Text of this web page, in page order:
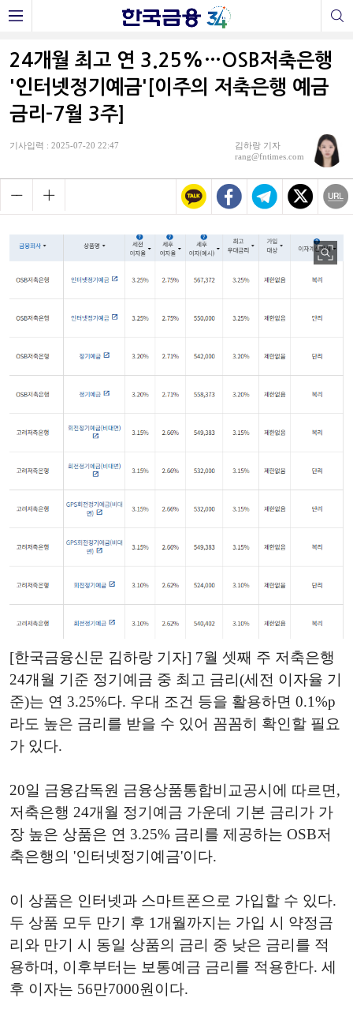
24개월 최고 연 3.25%…OSB저축은행
'인터넷정기예금'[이주의 저축은행 예금
금리-7월 3주]
기사입력 : 2025-07-20 22:47
김하랑 기자
rang@fntimes.com
[한국금융신문 김하랑 기자] 7월 셋째 주 저축은행
24개월 기준 정기예금 중 최고 금리(세전 이자율 기
준)는 연 3.25%다. 우대 조건 등을 활용하면 0.1%p
라도 높은 금리를 받을 수 있어 꼼꼼히 확인할 필요
가 있다.
20일 금융감독원 금융상품통합비교공시에 따르면,
저축은행 24개월 정기예금 가운데 기본 금리가 가
장 높은 상품은 연 3.25% 금리를 제공하는 OSB저
축은행의 '인터넷정기예금'이다.
이 상품은 인터넷과 스마트폰으로 가입할 수 있다.
두 상품 모두 만기 후 1개월까지는 가입 시 약정금
리와 만기 시 동일 상품의 금리 중 낮은 금리를 적
용하며, 이후부터는 보통예금 금리를 적용한다. 세
후 이자는 56만7000원이다.